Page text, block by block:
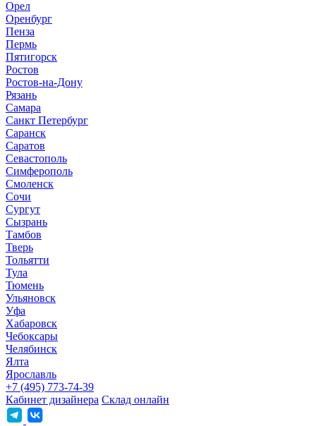
Орел
Оренбург
Пенза
Пермь
Пятигорск
Ростов
Ростов-на-Дону
Рязань
Самара
Санкт Петербург
Саранск
Саратов
Севастополь
Симферополь
Смоленск
Сочи
Сургут
Сызрань
Тамбов
Тверь
Тольятти
Тула
Тюмень
Ульяновск
Уфа
Хабаровск
Чебоксары
Челябинск
Ялта
Ярославль
+7 (495) 773-74-39
Кабинет дизайнера Склад онлайн